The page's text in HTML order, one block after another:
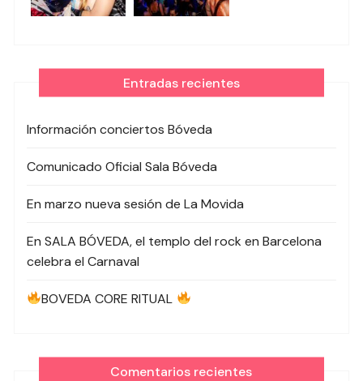
Entradas recientes
Información conciertos Bóveda
Comunicado Oficial Sala Bóveda
En marzo nueva sesión de La Movida
En SALA BÓVEDA, el templo del rock en Barcelona
celebra el Carnaval
BOVEDA CORE RITUAL
Comentarios recientes